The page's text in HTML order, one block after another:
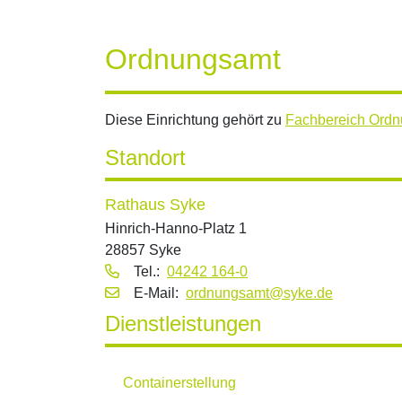
Ordnungsamt
Diese Einrichtung gehört zu Fachbereich
Standort
Rathaus Syke
Hinrich-Hanno-Platz 1
28857 Syke
Tel.: 04242 164-0
E‑Mail: ordnungsamt@syke.de
Dienstleistungen
Containerstellung